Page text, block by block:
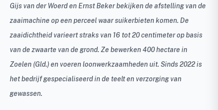
Gijs van der Woerd en Ernst Beker bekijken de afstelling van de
zaaimachine op een perceel waar suikerbieten komen. De
zaaidichtheid varieert straks van 16 tot 20 centimeter op basis
van de zwaarte van de grond. Ze bewerken 400 hectare in
Zoelen (Gld.) en voeren loonwerkzaamheden uit. Sinds 2022 is
het bedrijf gespecialiseerd in de teelt en verzorging van
gewassen.